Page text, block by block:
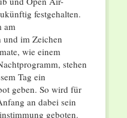
festgehalten.
am
und im Zeichen
wie einem
stehen
Tag ein
geben. So wird für
an dabei sein
geboten.